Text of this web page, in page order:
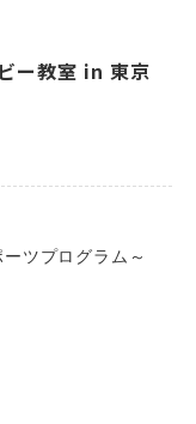
ー教室 in 東京